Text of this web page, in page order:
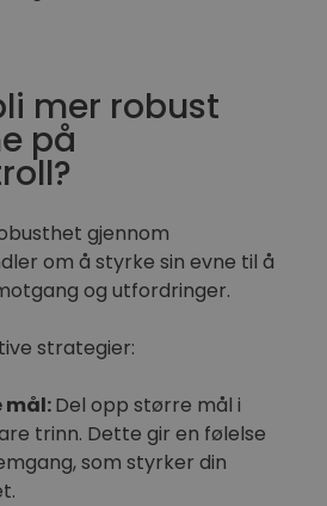
mer robust
på
gjennom
om å styrke sin evne til å
og utfordringer.
strategier:
mål:Del opp større mål i
trinn. Dette gir en følelse
som styrker din